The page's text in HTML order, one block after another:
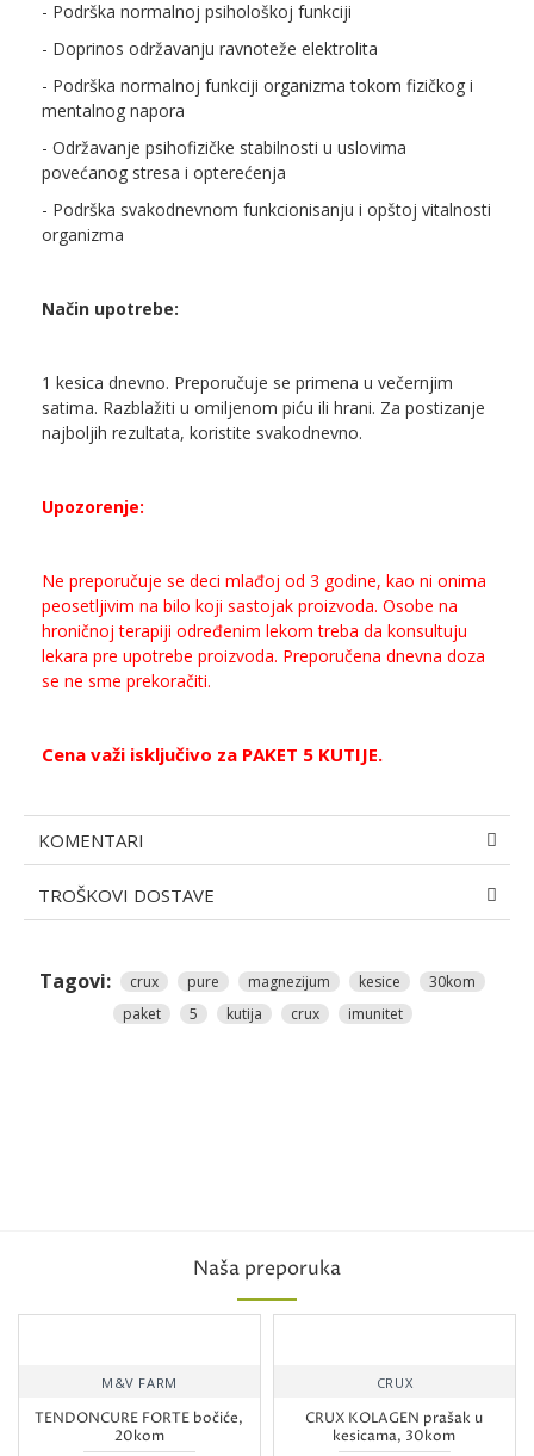
- Podrška normalnoj psihološkoj funkciji
- Doprinos održavanju ravnoteže elektrolita
- Podrška normalnoj funkciji organizma tokom fizičkog i
mentalnog napora
- Održavanje psihofizičke stabilnosti u uslovima
povećanog stresa i opterećenja
- Podrška svakodnevnom funkcionisanju i opštoj vitalnosti
organizma
Način upotrebe:
1 kesica dnevno. Preporučuje se primena u večernjim
satima. Razblažiti u omiljenom piću ili hrani. Za postizanje
najboljih rezultata, koristite svakodnevno.
Upozorenje:
Ne preporučuje se deci mlađoj od 3 godine, kao ni onima
peosetljivim na bilo koji sastojak proizvoda. Osobe na
hroničnoj terapiji određenim lekom treba da konsultuju
lekara pre upotrebe proizvoda. Preporučena dnevna doza
se ne sme prekoračiti.
Cena važi isključivo za PAKET 5 KUTIJE.
KOMENTARI
TROŠKOVI DOSTAVE
Tagovi: crux pure magnezijum kesice
30kom
paket
5 kutija crux imunitet
Naša preporuka
M&V FARM
TENDONCURE FORTE bočiće,
20kom
CRUX
CRUX KOLAGEN prašak u
kesicama, 30kom